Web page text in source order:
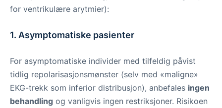
for ventrikulære arytmier):
1. Asymptomatiske pasienter
For asymptomatiske individer med tilfeldig påvist
tidlig repolarisasjonsmønster (selv med «maligne»
EKG-trekk som inferior distribusjon), anbefales ingen
behandling og vanligvis ingen restriksjoner. Risikoen